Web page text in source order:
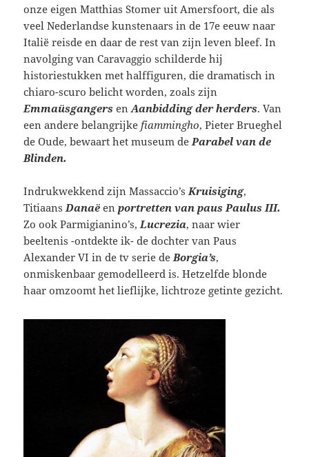
onze eigen Matthias Stomer uit Amersfoort, die als
veel Nederlandse kunstenaars in de 17e eeuw naar
Italië reisde en daar de rest van zijn leven bleef. In
navolging van Caravaggio schilderde hij
historiestukken met halffiguren, die dramatisch in
chiaro-scuro belicht worden, zoals zijn
Emmaüsgangers enAanbidding der herders. Van
een andere belangrijkefiammingho, Pieter Brueghel
de Oude, bewaart het museum deParabel van de
Blinden.
Indrukwekkend zijn Massaccio’sKruisiging,
TitiaansDanaëen portretten van paus Paulus III.
Zo ook Parmigianino’s,Lucrezia, naar wier
beeltenis -ontdekte ik- de dochter van Paus
Alexander VI in de tv serie deBorgia’s,
onmiskenbaar gemodelleerd is. Hetzelfde blonde
haar omzoomt het lieflijke, lichtroze getinte gezicht.